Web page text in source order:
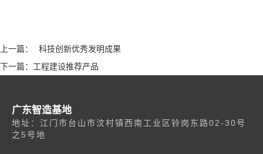
上一篇：
科技创新优秀发明成果
下一篇： 工程建设推荐产品
广东智造基地
地址：江门市台山市汶村镇西南工业区铃岗东路02-30号
之5号地